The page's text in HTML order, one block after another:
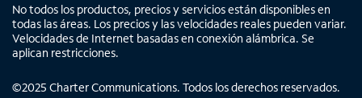
No todos los productos, precios y servicios están disponibles en
todas las áreas. Los precios y las velocidades reales pueden variar.
Velocidades de Internet basadas en conexión alámbrica. Se
aplican restricciones.
©2025 Charter Communications. Todos los derechos reservados.